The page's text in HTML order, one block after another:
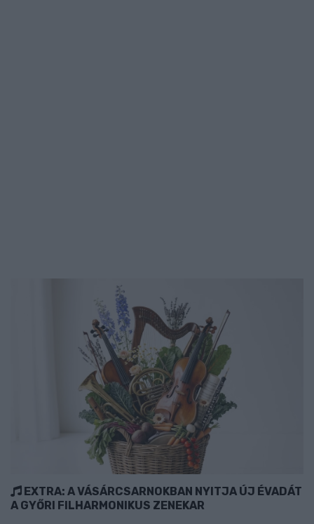
EXTRA: A VÁSÁRCSARNOKBAN NYITJA ÚJ ÉVADÁT
A GYŐRI FILHARMONIKUS ZENEKAR